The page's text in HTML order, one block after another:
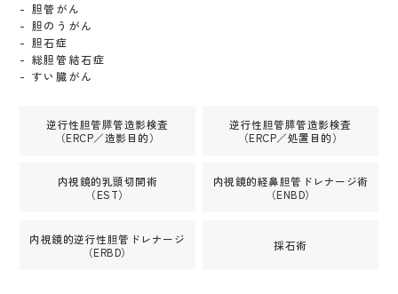
胆管がん
胆のうがん
胆石症
総胆管結石症
すい臓がん
逆行性胆管膵管造影検査
（ERCP／造影目的）
逆行性胆管膵管造影検査
（ERCP／処置目的）
内視鏡的乳頭切開術
（EST）
内視鏡的経鼻胆管ドレナージ術
（ENBD）
内視鏡的逆行性胆管ドレナージ
（ERBD）
採石術